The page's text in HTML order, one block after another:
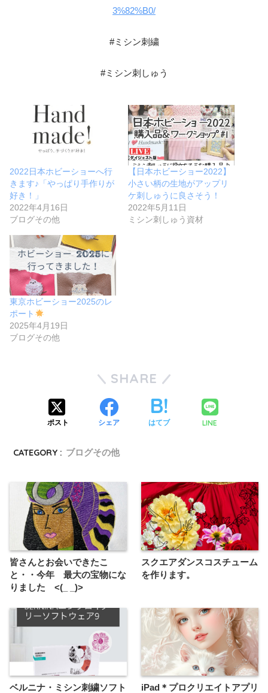
3%82%B0/
#ミシン刺繍
#ミシン刺しゅう
2022日本ホビーショーへ行
きます♪「やっぱり手作りが
好き！」
2022年4月16日
ブログその他
【日本ホビーショー2022】
小さい柄の生地がアップリ
ケ刺しゅうに良さそう！
2022年5月11日
ミシン刺しゅう資材
東京ホビーショー2025のレ
ポート
2025年4月19日
ブログその他
SHARE
ポスト シェア はてブ LINE
CATEGORY : ブログその他
皆さんとお会いできたこ
と・・今年 最大の宝物にな
りました <(_ _)>
スクエアダンスコスチューム
を作ります。
ベルニナ・ミシン刺繍ソフト
iPad＊プロクリエイトアプリ